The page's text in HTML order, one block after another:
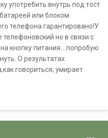
употребить внутрь под тост
или блоком
телефона гарантировано!У
но в связи с
кнопку питания....попробую
О результатах
говориться, умирает